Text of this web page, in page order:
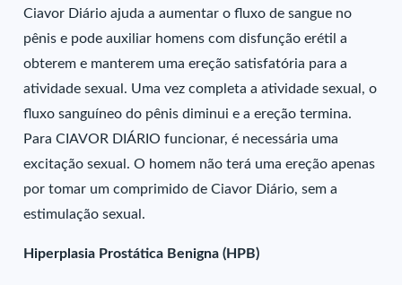
Ciavor Diário ajuda a aumentar o fluxo de sangue no
pênis e pode auxiliar homens com disfunção erétil a
obterem e manterem uma ereção satisfatória para a
atividade sexual. Uma vez completa a atividade sexual, o
fluxo sanguíneo do pênis diminui e a ereção termina.
Para CIAVOR DIÁRIO funcionar, é necessária uma
excitação sexual. O homem não terá uma ereção apenas
por tomar um comprimido de Ciavor Diário, sem a
estimulação sexual.
Hiperplasia Prostática Benigna (HPB)